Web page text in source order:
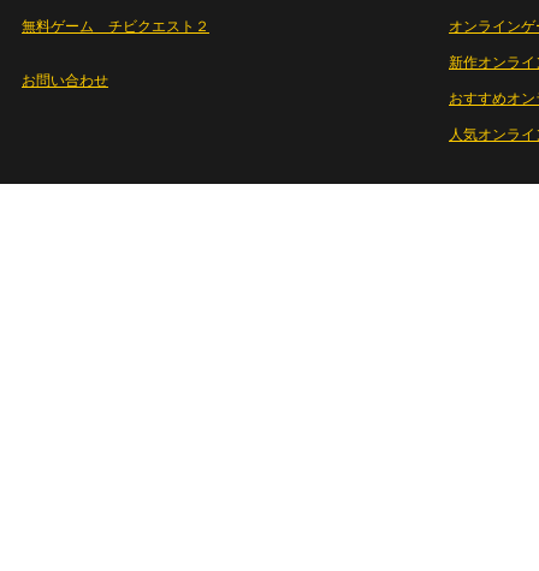
無料ゲーム チビクエスト２
お問い合わせ
オンライン
新作オンライ
おすすめオ
人気オンラ